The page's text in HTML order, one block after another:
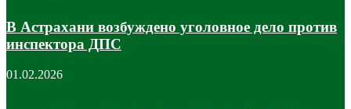
В Астрахани возбуждено уголовное дело против
инспектора ДПС
01.02.2026